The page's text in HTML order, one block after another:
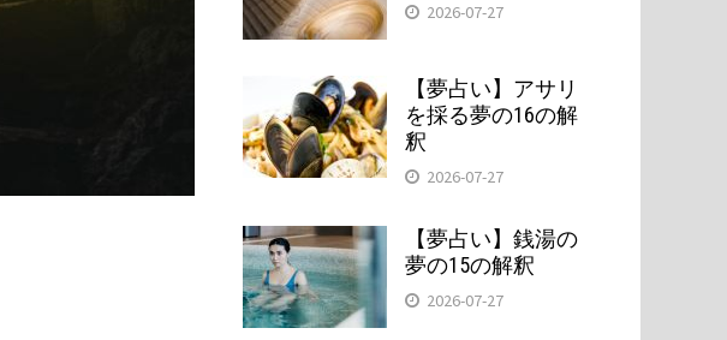
2026-07-27
【夢占い】アサリ
を採る夢の16の解
釈
2026-07-27
【夢占い】銭湯の
夢の15の解釈
2026-07-27